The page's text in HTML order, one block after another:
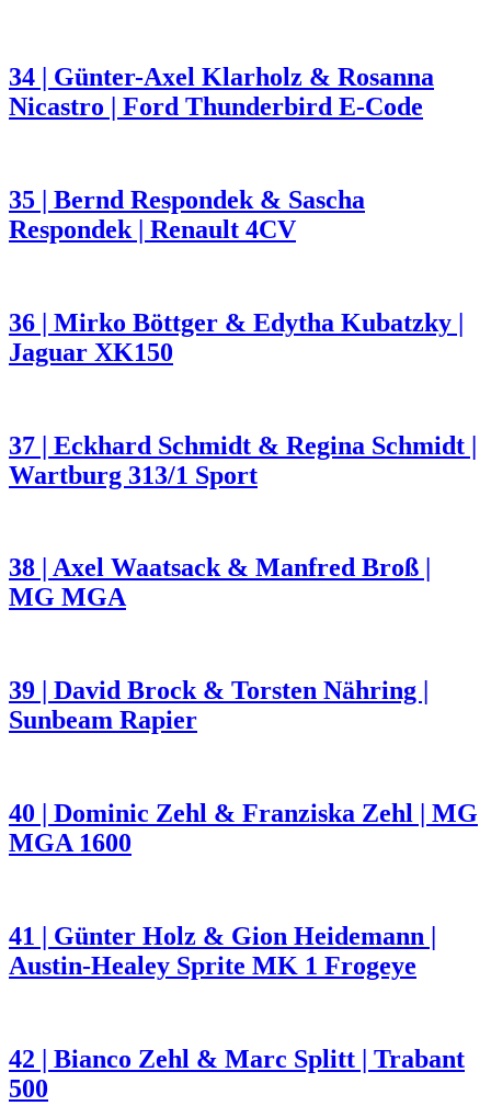
34 | Günter-Axel Klarholz & Rosanna
Nicastro | Ford Thunderbird E-Code
35 | Bernd Respondek & Sascha
Respondek | Renault 4CV
36 | Mirko Böttger & Edytha Kubatzky |
Jaguar XK150
37 | Eckhard Schmidt & Regina Schmidt |
Wartburg 313/1 Sport
38 | Axel Waatsack & Manfred Broß |
MG MGA
39 | David Brock & Torsten Nähring |
Sunbeam Rapier
40 | Dominic Zehl & Franziska Zehl | MG
MGA 1600
41 | Günter Holz & Gion Heidemann |
Austin-Healey Sprite MK 1 Frogeye
42 | Bianco Zehl & Marc Splitt | Trabant
500